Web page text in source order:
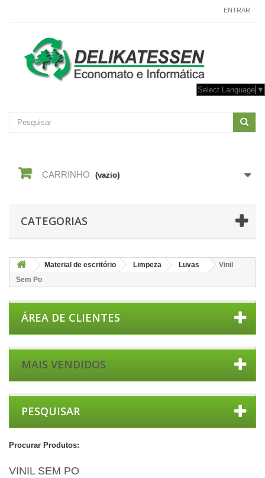
ENTRAR
Select Language ▼
CARRINHO (vazio)
CATEGORIAS
Material de escritório Limpeza Luvas
Vinil
Sem Po
ÁREA DE CLIENTES
MAIS VENDIDOS
PESQUISAR
Procurar Produtos:
VINIL SEM PO